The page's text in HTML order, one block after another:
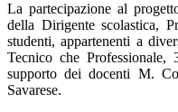
La partecipazione al
della Dirigente scolastica,
studenti, appartenenti a
Tecnico che
supporto dei docenti M.
Savarese.